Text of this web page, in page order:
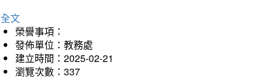
文
榮譽事項：
發佈單位：教務處
建立時間：2025-02-21
瀏覽次數：337